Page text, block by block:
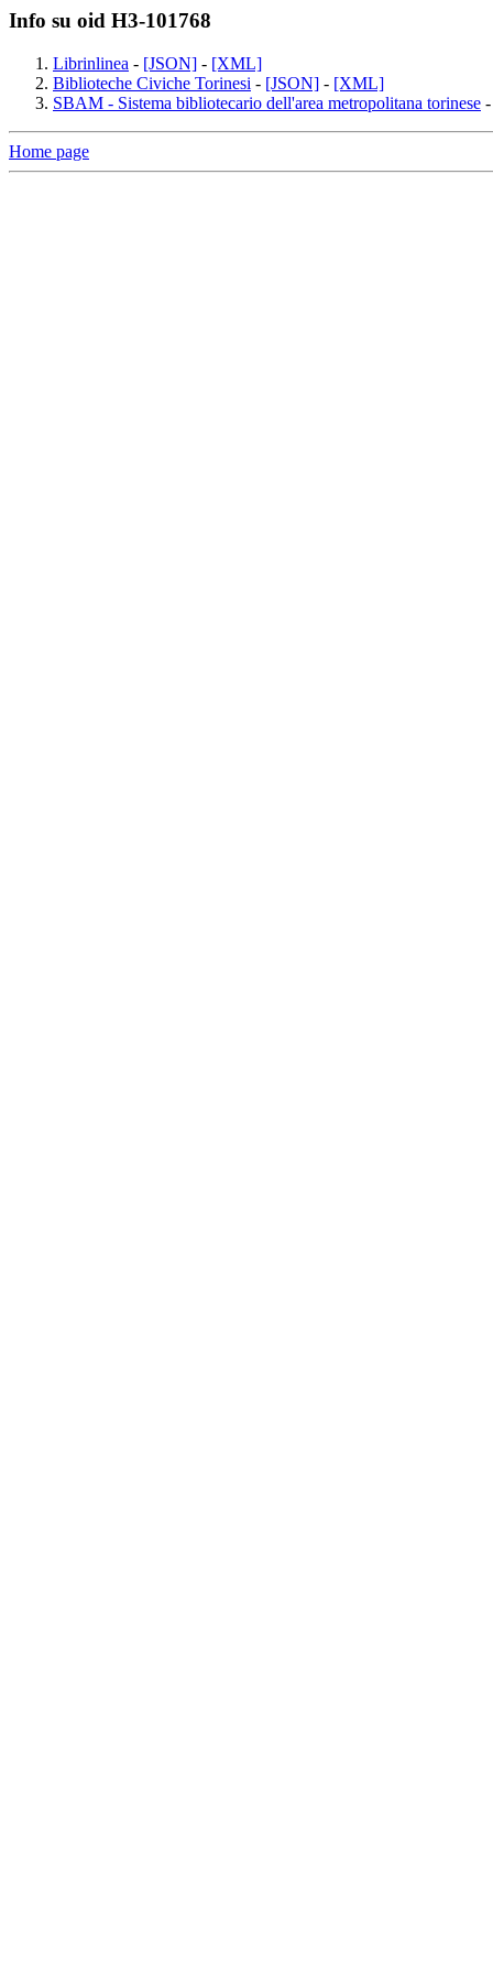
Info su oid H3-101768
Librinlinea - [JSON] - [XML]
Biblioteche Civiche Torinesi - [JSON] - [XML]
SBAM - Sistema bibliotecario dell'area metropolitana torinese
Home page